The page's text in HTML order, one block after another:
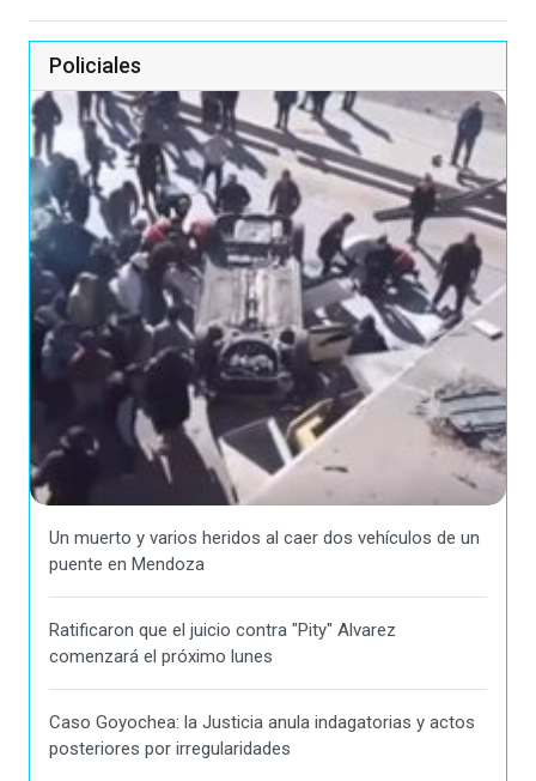
Policiales
Un muerto y varios heridos al caer dos vehículos de un
puente en Mendoza
Ratificaron que el juicio contra "Pity" Alvarez
comenzará el próximo lunes
Caso Goyochea: la Justicia anula indagatorias y actos
posteriores por irregularidades